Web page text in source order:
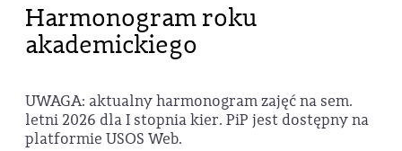
Harmonogram roku
akademickiego
UWAGA: aktualny harmonogram zajęć na sem.
letni 2026 dla I stopnia kier. PiP jest dostępny na
platformie USOS Web.